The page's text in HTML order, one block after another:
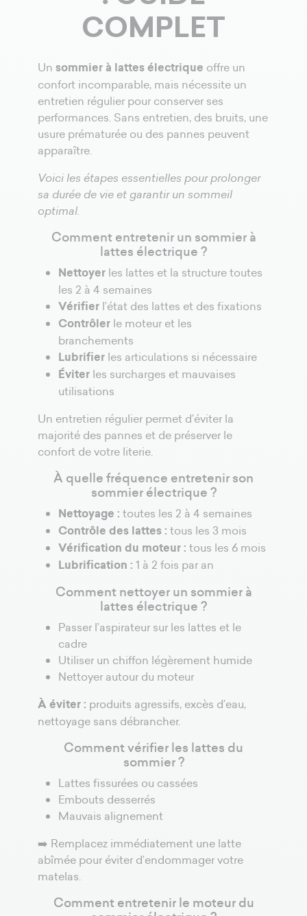
COMPLET
Un sommier à lattes électrique offre un
confort incomparable, mais nécessite un
entretien régulier pour conserver ses
performances. Sans entretien, des bruits, une
usure prématurée ou des pannes peuvent
apparaître.
Voici les étapes essentielles pour prolonger
sa durée de vie et garantir un sommeil
optimal.
Comment entretenir un sommier à
lattes électrique ?
Nettoyer les lattes et la structure toutes
les 2 à 4 semaines
Vérifier l’état des lattes et des fixations
Contrôler le moteur et les
branchements
Lubrifier les articulations si nécessaire
Éviter les surcharges et mauvaises
utilisations
Un entretien régulier permet d’éviter la
majorité des pannes et de préserver le
confort de votre literie.
À quelle fréquence entretenir son
sommier électrique ?
Nettoyage : toutes les 2 à 4 semaines
Contrôle des lattes : tous les 3 mois
Vérification du moteur : tous les 6 mois
Lubrification : 1 à 2 fois par an
Comment nettoyer un sommier à
lattes électrique ?
Passer l’aspirateur sur les lattes et le
cadre
Utiliser un chiffon légèrement humide
Nettoyer autour du moteur
À éviter : produits agressifs, excès d’eau,
nettoyage sans débrancher.
Comment vérifier les lattes du
sommier ?
Lattes fissurées ou cassées
Embouts desserrés
Mauvais alignement
➡️ Remplacez immédiatement une latte
abîmée pour éviter d’endommager votre
matelas.
Comment entretenir le moteur du